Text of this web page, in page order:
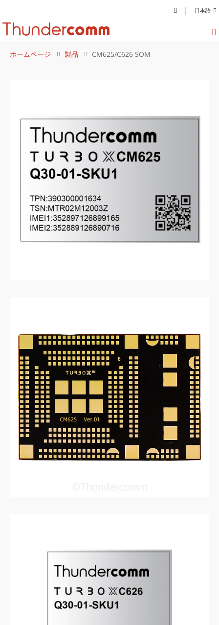
日本語
ホームページ 製品 CM625/C626 SOM